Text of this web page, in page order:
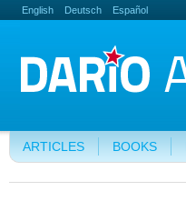
English Deutsch Español
ARTICLES BOOKS